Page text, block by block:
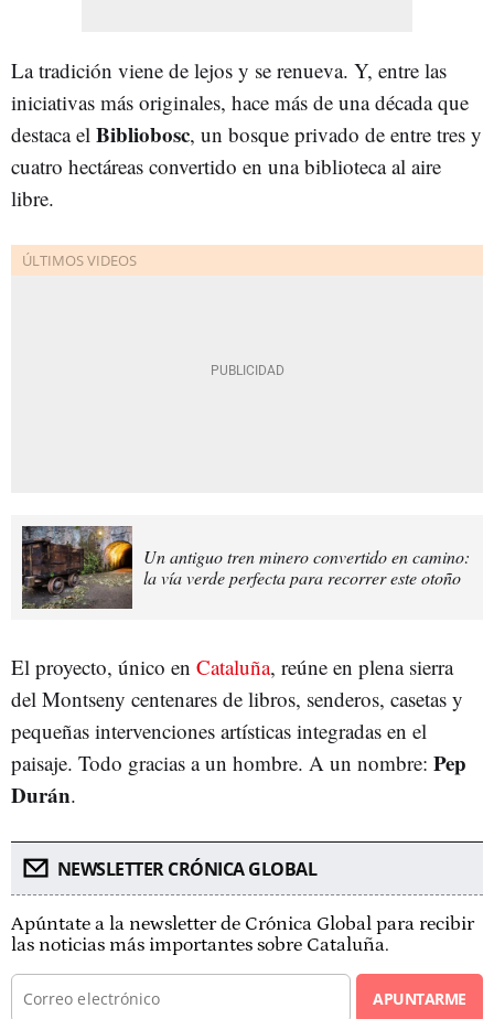
La tradición viene de lejos y se renueva. Y, entre las
iniciativas más originales, hace más de una década que
destaca el Bibliobosc, un bosque privado de entre tres y
cuatro hectáreas convertido en una biblioteca al aire
libre.
Un antiguo tren minero convertido en camino:
la vía verde perfecta para recorrer este otoño
El proyecto, único en Cataluña, reúne en plena sierra
del Montseny centenares de libros, senderos, casetas y
pequeñas intervenciones artísticas integradas en el
paisaje. Todo gracias a un hombre. A un nombre: Pep
Durán.
NEWSLETTER CRÓNICA GLOBAL
Apúntate a la newsletter de Crónica Global para recibir
las noticias más importantes sobre Cataluña.
APUNTARME